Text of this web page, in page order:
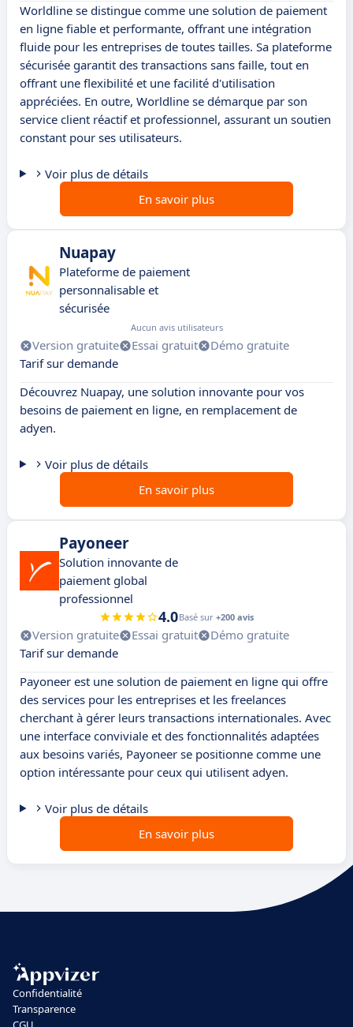
Worldline se distingue comme une solution de paiement
en ligne fiable et performante, offrant une intégration
fluide pour les entreprises de toutes tailles. Sa plateforme
sécurisée garantit des transactions sans faille, tout en
offrant une flexibilité et une facilité d'utilisation
appréciées. En outre, Worldline se démarque par son
service client réactif et professionnel, assurant un soutien
constant pour ses utilisateurs.
Voir plus de détails
En savoir plus
Nuapay
Plateforme de paiement
personnalisable et
sécurisée
Aucun avis utilisateurs
Version gratuite Essai gratuit
Démo gratuite
Tarif sur demande
Découvrez Nuapay, une solution innovante pour vos
besoins de paiement en ligne, en remplacement de
adyen.
Voir plus de détails
En savoir plus
Payoneer
Solution innovante de
paiement global
professionnel
4.0Basé sur +200 avis
Version gratuite Essai gratuit
Démo gratuite
Tarif sur demande
Payoneer est une solution de paiement en ligne qui offre
des services pour les entreprises et les freelances
cherchant à gérer leurs transactions internationales. Avec
une interface conviviale et des fonctionnalités adaptées
aux besoins variés, Payoneer se positionne comme une
option intéressante pour ceux qui utilisent adyen.
Voir plus de détails
En savoir plus
Confidentialité
Transparence